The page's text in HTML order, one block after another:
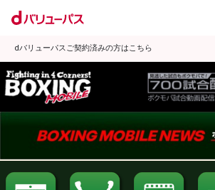
dバリューパスご契約済みの方はこちら